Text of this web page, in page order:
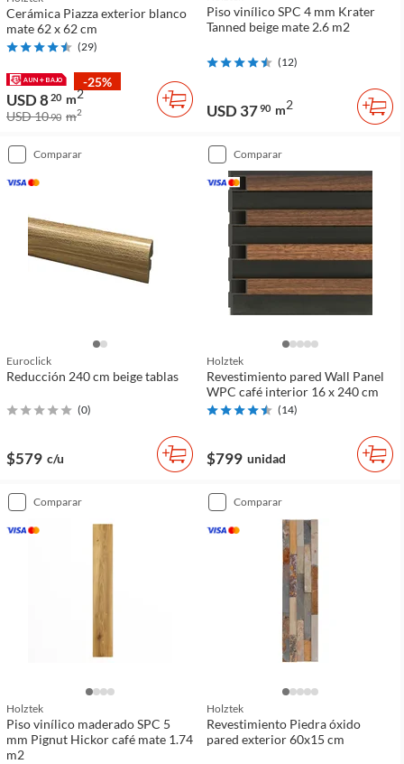
Cerámica Piazza exterior blanco
mate 62 x 62 cm
(29)
-25%
USD 820 m2
USD 1090 m2
Piso vinílico SPC 4 mm Krater
Tanned beige mate 2.6 m2
(12)
USD 3790 m2
comparar
Euroclick
Reducción 240 cm beige tablas
(0)
$579 c/u
comparar
Holztek
Revestimiento pared Wall Panel
WPC café interior 16 x 240 cm
(14)
$799 unidad
comparar
Holztek
Piso vinílico maderado SPC 5
mm Pignut Hickor café mate 1.74
m2
comparar
Holztek
Revestimiento Piedra óxido
pared exterior 60x15 cm